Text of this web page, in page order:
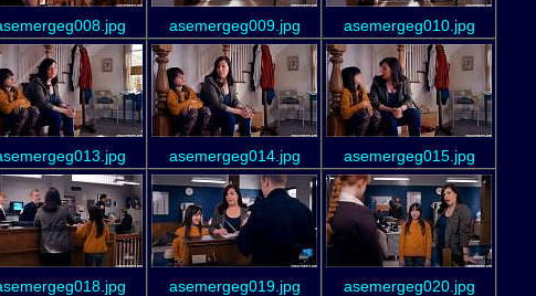
asemergeg009.jpg asemergeg010.jpg
asemergeg014.jpg asemergeg015.jpg
asemergeg019.jpg asemergeg020.jpg